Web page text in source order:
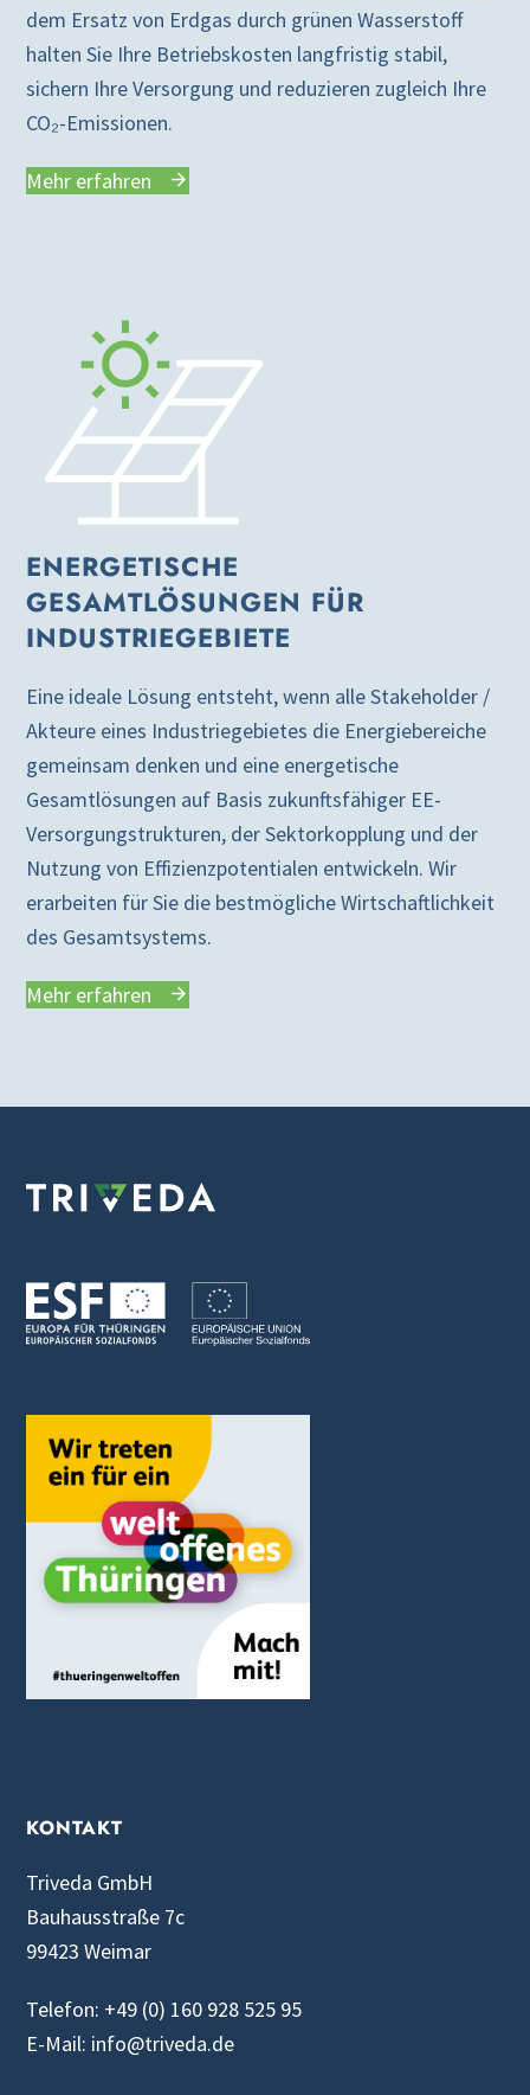
dem Ersatz von Erdgas durch grünen Wasserstoff
halten Sie Ihre Betriebskosten langfristig stabil,
sichern Ihre Versorgung und reduzieren zugleich Ihre
CO₂-Emissionen.
Mehr erfahren
ENERGETISCHE
GESAMTLÖSUNGEN FÜR
INDUSTRIEGEBIETE
Eine ideale Lösung entsteht, wenn alle Stakeholder /
Akteure eines Industriegebietes die Energiebereiche
gemeinsam denken und eine energetische
Gesamtlösungen auf Basis zukunftsfähiger EE-
Versorgungstrukturen, der Sektorkopplung und der
Nutzung von Effizienzpotentialen entwickeln. Wir
erarbeiten für Sie die bestmögliche Wirtschaftlichkeit
des Gesamtsystems.
Mehr erfahren
KONTAKT
Triveda GmbH
Bauhausstraße 7c
99423 Weimar
Telefon: +49 (0) 160 928 525 95
E-Mail: info@triveda.de